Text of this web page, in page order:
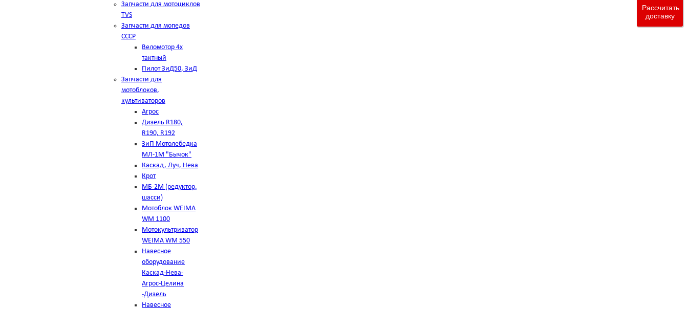
Запчасти для мотоциклов
TVS
Запчасти для мопедов
СССР
Веломотор 4х
тактный
Пилот ЗиД50, ЗиД
Запчасти для
мотоблоков,
культиваторов
Агрос
Дизель R180,
R190, R192
ЗиП Мотолебедка
МЛ-1М "Бычок"
Каскад, Луч, Нева
Крот
МБ-2М (редуктор,
шасси)
Мотоблок WEIMA
WM 1100
Мотокультриватор
WEIMA WM 550
Навесное
оборудование
Каскад-Нева-
Агрос-Целина
-Дизель
Навесное
Рассчитать
доставку